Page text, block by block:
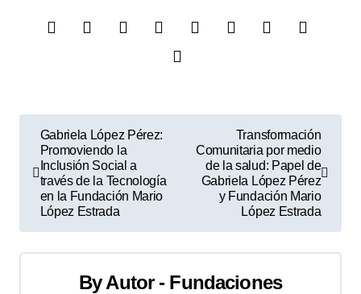
e
g
Gabriela López Pérez:
Promoviendo la
Inclusión Social a
través de la Tecnología
en la Fundación Mario
López Estrada
Transformación
Comunitaria por medio
de la salud: Papel de
Gabriela López Pérez
y Fundación Mario
López Estrada
ByAutor - Fundaciones